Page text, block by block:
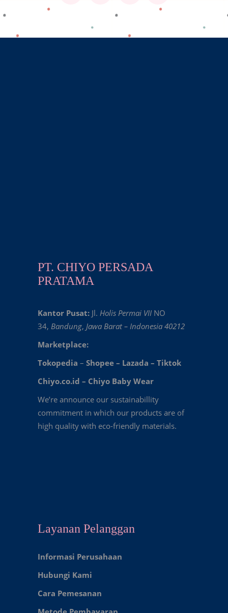
PT. CHIYO PERSADA
PRATAMA
Kantor Pusat: Jl. Holis Permai VII NO
34, Bandung, Jawa Barat – Indonesia 40212
Marketplace:
Tokopedia – Shopee – Lazada – Tiktok
Chiyo.co.id – Chiyo Baby Wear
We’re announce our sustainabillity
commitment in which our products are of
high quality with eco-friendly materials.
Layanan Pelanggan
Informasi Perusahaan
Hubungi Kami
Cara Pemesanan